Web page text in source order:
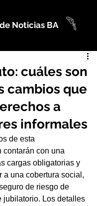
Noticias BA
cuáles son
cambios que
a
informales
de esta
contarán con una
cargas obligatorias y
a una cobertura social,
de riesgo de
jubilatorio. Los detalles